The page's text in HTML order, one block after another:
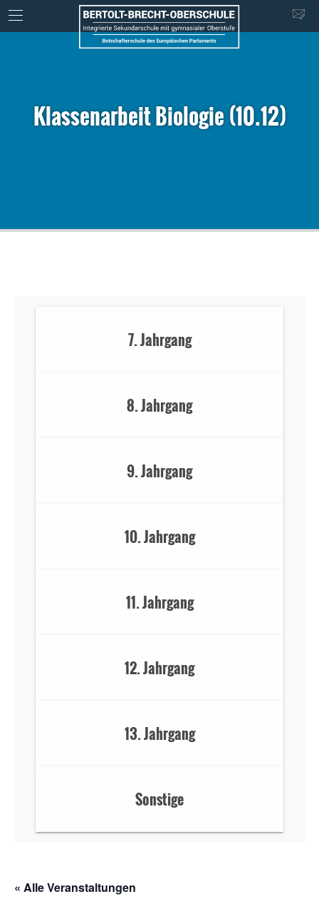
Klassenarbeit Biologie (10.12)
7. Jahrgang
8. Jahrgang
9. Jahrgang
10. Jahrgang
11. Jahrgang
12. Jahrgang
13. Jahrgang
Sonstige
« Alle Veranstaltungen